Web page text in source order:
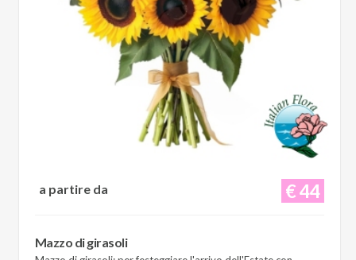
€ 44
a partire da
Mazzo di girasoli